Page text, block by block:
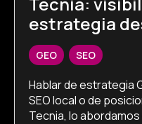
estrategia
GEO SEO
Hablar de estrategia
SEO local o de
Tecnia, lo